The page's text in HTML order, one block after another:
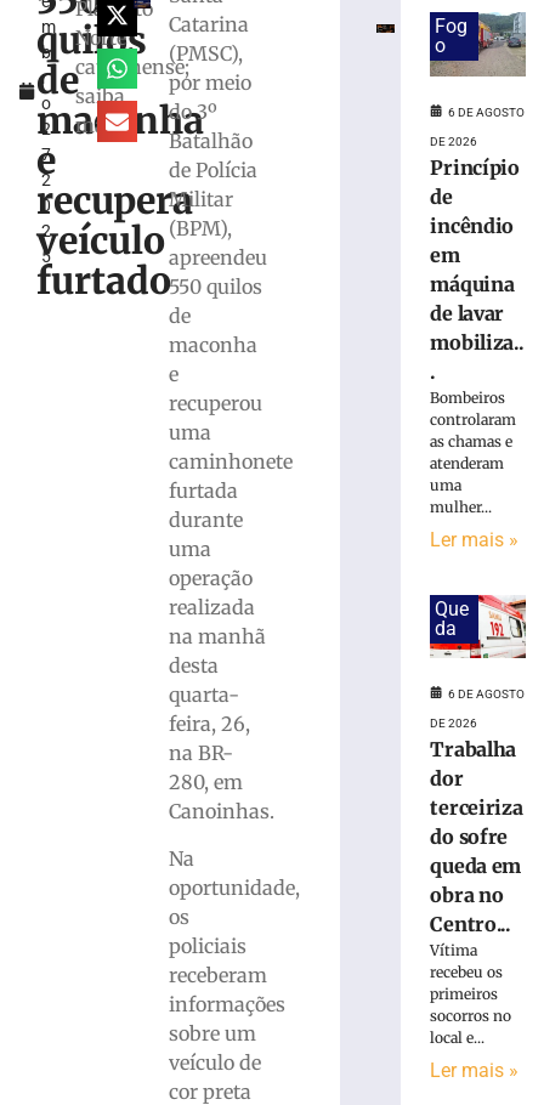
m
b
r
o
2
7,
2
0
2
5
quilos
de
maconha
e
recupera
veículo
furtado
Planalto
Norte
catarinense;
saiba
mais
Catarina
(PMSC),
por meio
do 3º
Batalhão
de Polícia
Militar
(BPM),
apreendeu
550 quilos
de
maconha
e
recuperou
uma
caminhonete
furtada
durante
uma
operação
realizada
na manhã
desta
quarta-
feira, 26,
na BR-
280, em
Canoinhas.
Na
oportunidade,
os
policiais
receberam
informações
sobre um
veículo de
cor preta
máquina
mobiliza
Bombeiros,
Brusque
Trabalhador
terceirizado
queda
Centro
Administrativo
Havan
Brusque
Funcionária
morre
ônibus
Fog
o
6 DE AGOSTO
DE 2026
Princípio
de
incêndio
em
máquina
de lavar
mobiliza..
.
Bombeiros
controlaram
as chamas e
atenderam
uma
mulher...
Ler mais »
Que
da
6 DE AGOSTO
DE 2026
Trabalha
dor
terceiriza
do sofre
queda em
obra no
Centro...
Vítima
recebeu os
primeiros
socorros no
local e...
Ler mais »